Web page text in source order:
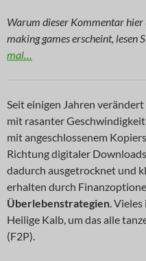
Warum dieser Kommentar
making games erscheint, lesen
mal…
Seit einigen Jahren
mit rasanter
mit angeschlossenem
Richtung digitaler
dadurch ausgetrocknet und
erhalten durch
Überlebenstrategien.
Heilige Kalb, um das alle
(F2P).